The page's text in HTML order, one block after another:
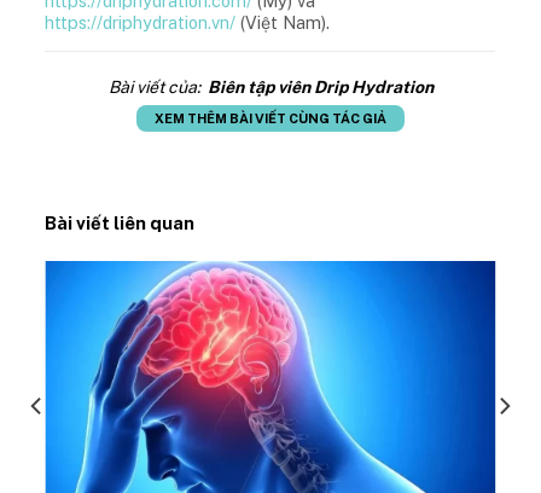
https://driphydration.vn/ (Việt Nam).
Bài viết của: Biên tập viên Drip Hydration
XEM THÊM BÀI VIẾT CÙNG TÁC GIẢ
Bài viết liên quan